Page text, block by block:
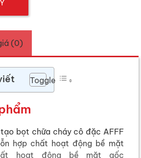
(0)
Toggle
bọt chữa cháy cô đặc AFFF
hợp chất hoạt động bề mặt
hoạt động bề mặt gốc